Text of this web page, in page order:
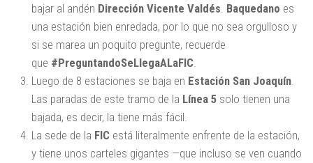
bajar al andén Dirección Vicente Valdés Baquedano es
una estación bien enredada, por lo que no sea orgulloso y
si se marea un poquito pregunte, recuerde
que #PreguntandoSeLlegaALaFIC
Luego de 8 estaciones se baja en Estación San Joaquín
Las paradas de este tramo de la Línea 5 solo tienen una
bajada, es decir, la tiene más fácil.
La sede de la FIC está literalmente enfrente de la estación,
y tiene unos carteles gigantes —que incluso se ven cuando